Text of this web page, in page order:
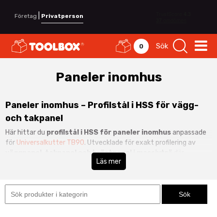
Företag Privatperson
0 Sök
Paneler inomhus
Paneler inomhus – Profilstål i HSS för vägg-
och takpanel
Här hittar du profilstål i HSS för paneler inomhus anpassade
för Universalkutter TB90. Utvecklade för exakt profilering av
väggpanel, takpanel och bröstpanel i massivträ
passning, proportioner och finish är avgörande.
inredning där panel ger struktur, värme och karaktär.
Läs mer